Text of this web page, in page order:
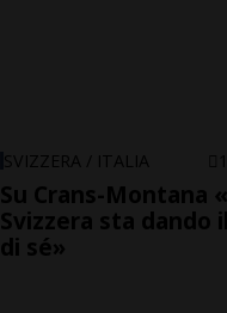
SVIZZERA / ITALIA
Su Crans-Montana
Svizzera sta dando
di sé»